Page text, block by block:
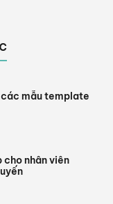
các mẫu template
nhân viên